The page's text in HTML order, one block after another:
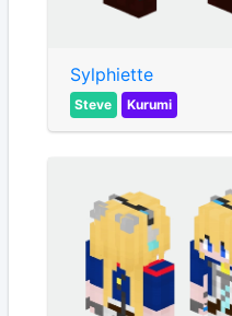
Sylphiette
Steve Kurumi